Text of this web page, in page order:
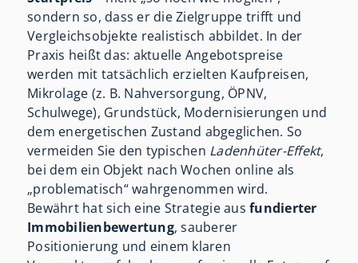
sondern so, dass er die Zielgruppe trifft und
Vergleichsobjekte realistisch abbildet. In der
Praxis heißt das: aktuelle Angebotspreise
werden mit tatsächlich erzielten Kaufpreisen,
Mikrolage (z. B. Nahversorgung, ÖPNV,
Schulwege), Grundstück, Modernisierungen und
dem energetischen Zustand abgeglichen. So
vermeiden Sie den typischen Ladenhüter-Effekt,
bei dem ein Objekt nach Wochen online als
„problematisch“ wahrgenommen wird.
Bewährt hat sich eine Strategie ausfundierter
Immobilienbewertung, sauberer
Positionierung und einem klaren